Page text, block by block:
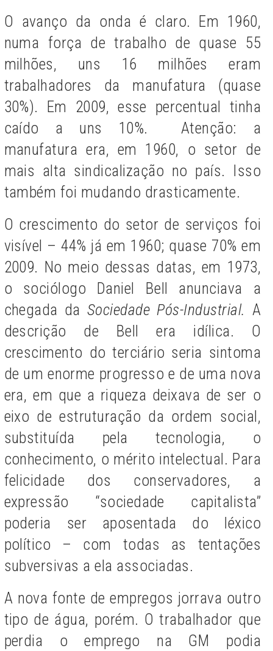
O avanço da onda é claro. Em 1960,
numa força de trabalho de quase 55
milhões, uns 16 milhões eram
trabalhadores da manufatura (quase
30%). Em 2009, esse percentual tinha
caído a uns 10%. Atenção: a
manufatura era, em 1960, o setor de
mais alta sindicalização no país. Isso
também foi mudando drasticamente.
O crescimento do setor de serviços foi
visível – 44% já em 1960; quase 70% em
2009. No meio dessas datas, em 1973,
o sociólogo Daniel Bell anunciava a
chegada da Sociedade Pós-Industrial. A
descrição de Bell era idílica. O
crescimento do terciário seria sintoma
de um enorme progresso e de uma nova
era, em que a riqueza deixava de ser o
eixo de estruturação da ordem social,
substituída pela tecnologia, o
conhecimento, o mérito intelectual. Para
felicidade dos conservadores, a
expressão “sociedade capitalista”
poderia ser aposentada do léxico
político – com todas as tentações
subversivas a ela associadas.
A nova fonte de empregos jorrava outro
tipo de água, porém. O trabalhador que
perdia o emprego na GM podia